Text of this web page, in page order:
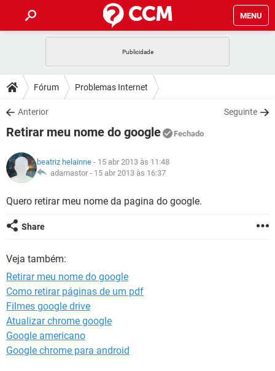
MENU
CELULAR FACEBOOK
OUTLOOK
INSTAGRAM GMAIL
GUIA DE COMPRAS
DICAS
JOGOS WHATSAPP
INSTAGRAM GMAIL
GUIA DE COMPRAS
DOWNLOADS
JOGOS WHATSAPP
CELULAR
OUTLOOK EXCEL
INSTAGRAM GMAIL
JOGOS WHATSAPP
CELULAR
OUTLOOK EXCEL
INSTAGRAM
GLOSSÁRIO
WHATSAPP
INSTAGRAM
GUIA DE COMPRAS
Fórum Problemas Internet
Anterior Seguinte
Retirar meu nome do google Fechado
beatriz helainne - 15 abr 2013 às 11:48
adamastor - 15 abr 2013 às 16:37
Quero retirar meu nome da pagina do google.
Share
Veja também:
Retirar meu nome do google
Como retirar páginas de um pdf
Filmes google drive
Atualizar chrome google
Google americano
Google chrome para android